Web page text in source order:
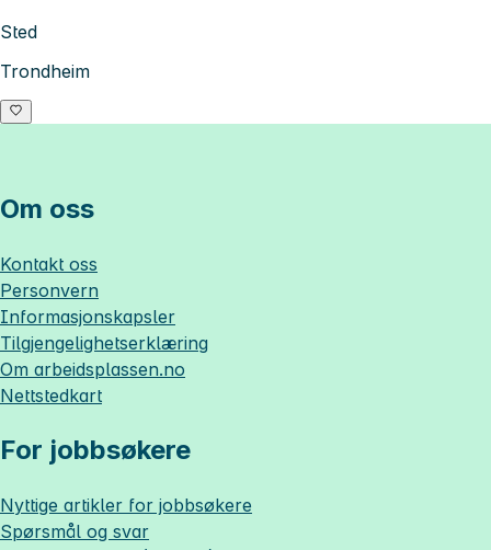
Sted
Trondheim
Om oss
Kontakt oss
Personvern
Informasjonskapsler
Tilgjengelighetserklæring
Om arbeidsplassen.no
Nettstedkart
For jobbsøkere
Nyttige artikler for jobbsøkere
Spørsmål og svar